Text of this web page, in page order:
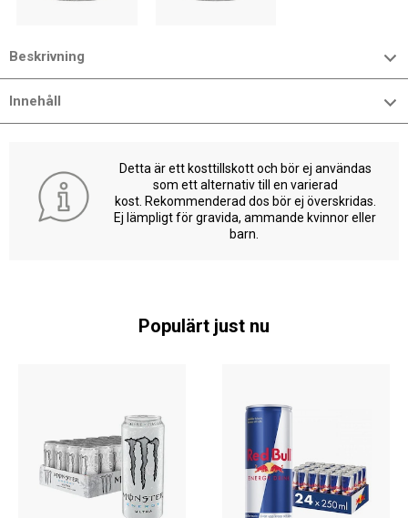
Beskrivning
Innehåll
Detta är ett kosttillskott och bör ej användas
som ett alternativ till en varierad
kost. Rekommenderad dos bör ej överskridas.
Ej lämpligt för gravida, ammande kvinnor eller
barn.
Populärt just nu